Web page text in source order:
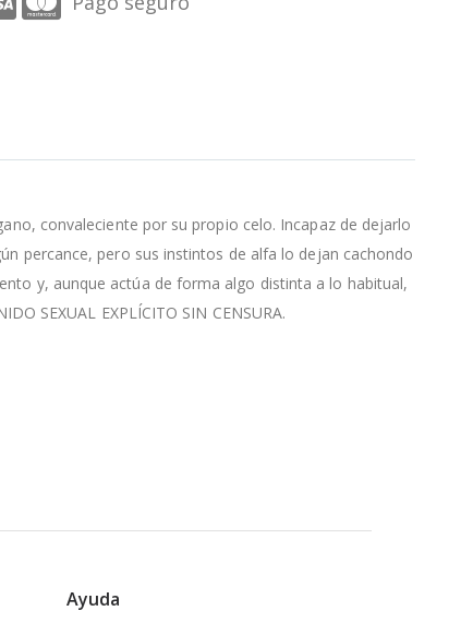
convaleciente por su propio celo. Incapaz de dejarlo
percance, pero sus instintos de alfa lo dejan cachondo
y, aunque actúa de forma algo distinta a lo habitual,
SEXUAL EXPLÍCITO SIN CENSURA.
Ayuda